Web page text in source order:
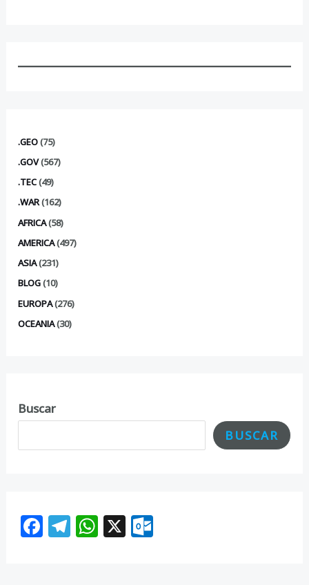
.GEO(75)
.GOV(567)
.TEC(49)
.WAR(162)
AFRICA(58)
AMERICA(497)
ASIA(231)
BLOG(10)
EUROPA(276)
OCEANIA(30)
Buscar
BUSCAR
F T W X